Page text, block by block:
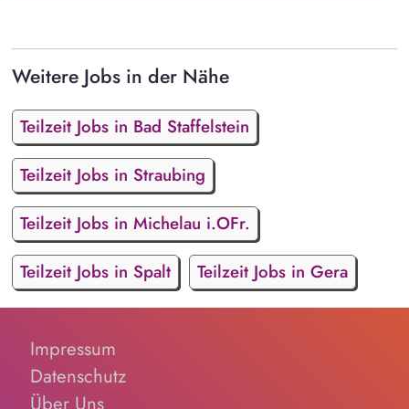
Weitere Jobs in der Nähe
Teilzeit Jobs in Bad Staffelstein
Teilzeit Jobs in Straubing
Teilzeit Jobs in Michelau i.OFr.
Teilzeit Jobs in Spalt
Teilzeit Jobs in Gera
Impressum
Datenschutz
Über Uns